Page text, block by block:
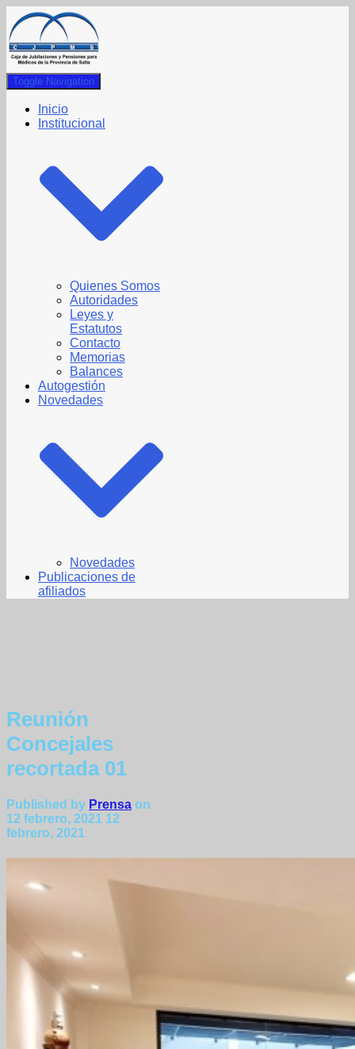
Toggle Navigation
Inicio
Institucional
Quienes Somos
Autoridades
Leyes y
Estatutos
Contacto
Memorias
Balances
Autogestión
Novedades
Novedades
Publicaciones de
afiliados
Reunión
Concejales
recortada 01
Published by Prensa on
12 febrero, 2021 12
febrero, 2021